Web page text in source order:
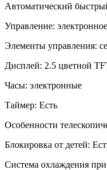
Автоматический
Управление: электронное
Элементы управления:
Дисплей: 2.5 цветной
Часы: электронные
Таймер: Есть
Особенности
Блокировка от детей:
Система охлаждения